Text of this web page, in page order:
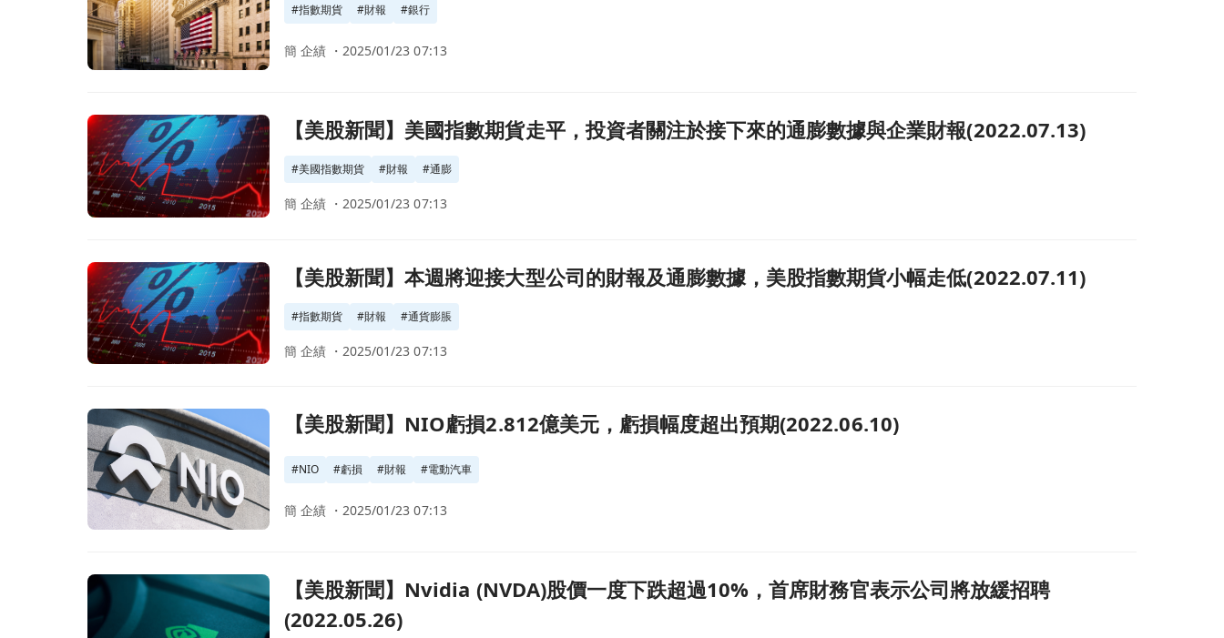
#指數期貨 #財報 #銀行
簡 企績 ・2025/01/23 07:13
前往【美股新聞】美國指數期貨走平，投資者關注於接下來的通膨數據與企業財報(2022.07.13)頁面
【美股新聞】美國指數期貨走平，投資者關注於接下來的通膨數據與企業財報(2022.07.13)
#美國指數期貨 #財報 #通膨
簡 企績 ・2025/01/23 07:13
前往【美股新聞】本週將迎接大型公司的財報及通膨數據，美股指數期貨小幅走低(2022.07.11)頁面
【美股新聞】本週將迎接大型公司的財報及通膨數據，美股指數期貨小幅走低(2022.07.11)
#指數期貨 #財報 #通貨膨脹
簡 企績 ・2025/01/23 07:13
前往【美股新聞】NIO虧損2.812億美元，虧損幅度超出預期(2022.06.10)頁面
【美股新聞】NIO虧損2.812億美元，虧損幅度超出預期(2022.06.10)
#NIO #虧損 #財報 #電動汽車
簡 企績 ・2025/01/23 07:13
前往【美股新聞】Nvidia (NVDA)股價一度下跌超過10%，首席財務官表示公司將放緩招聘 (2022.05.26)頁面
【美股新聞】Nvidia (NVDA)股價一度下跌超過10%，首席財務官表示公司將放緩招聘
(2022.05.26)